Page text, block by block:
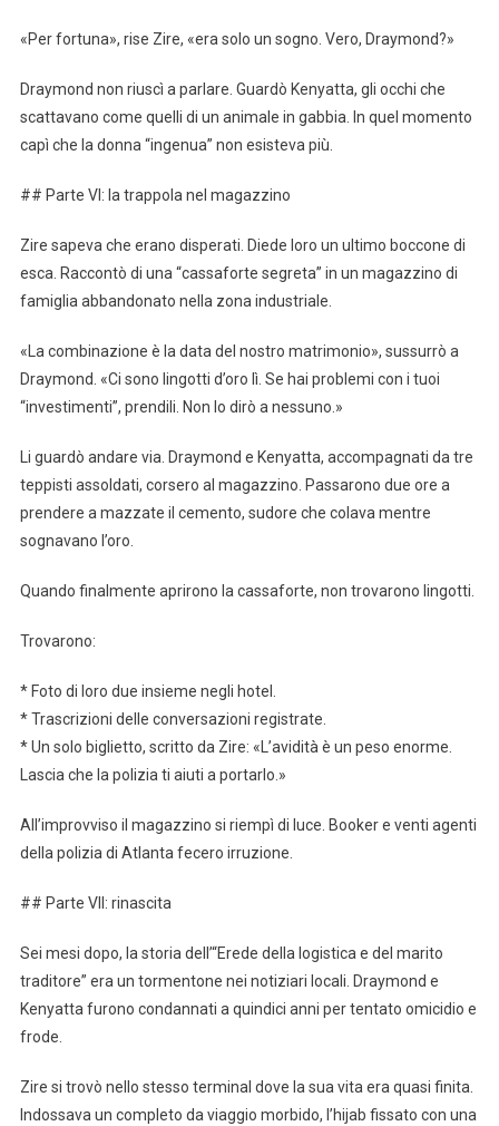
«Per fortuna», rise Zire, «era solo un sogno. Vero, Draymond?»
Draymond non riuscì a parlare. Guardò Kenyatta, gli occhi che
scattavano come quelli di un animale in gabbia. In quel momento
capì che la donna “ingenua” non esisteva più.
## Parte VI: la trappola nel magazzino
Zire sapeva che erano disperati. Diede loro un ultimo boccone di
esca. Raccontò di una “cassaforte segreta” in un magazzino di
famiglia abbandonato nella zona industriale.
«La combinazione è la data del nostro matrimonio», sussurrò a
Draymond. «Ci sono lingotti d’oro lì. Se hai problemi con i tuoi
“investimenti”, prendili. Non lo dirò a nessuno.»
Li guardò andare via. Draymond e Kenyatta, accompagnati da tre
teppisti assoldati, corsero al magazzino. Passarono due ore a
prendere a mazzate il cemento, sudore che colava mentre
sognavano l’oro.
Quando finalmente aprirono la cassaforte, non trovarono lingotti.
Trovarono:
* Foto di loro due insieme negli hotel.
* Trascrizioni delle conversazioni registrate.
* Un solo biglietto, scritto da Zire: «L’avidità è un peso enorme.
Lascia che la polizia ti aiuti a portarlo.»
All’improvviso il magazzino si riempì di luce. Booker e venti agenti
della polizia di Atlanta fecero irruzione.
## Parte VII: rinascita
Sei mesi dopo, la storia dell’“Erede della logistica e del marito
traditore” era un tormentone nei notiziari locali. Draymond e
Kenyatta furono condannati a quindici anni per tentato omicidio e
frode.
Zire si trovò nello stesso terminal dove la sua vita era quasi finita.
Indossava un completo da viaggio morbido, l’hijab fissato con una